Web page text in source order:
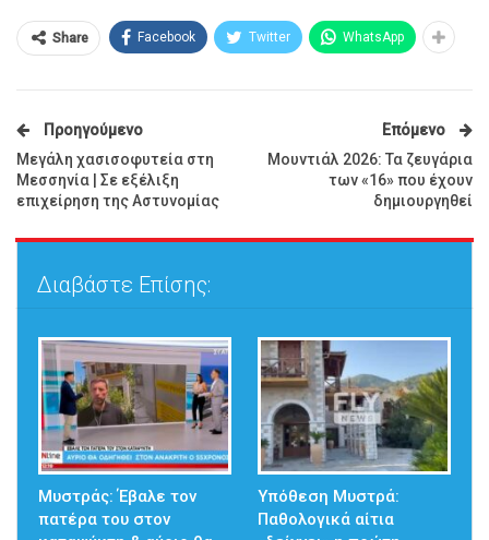
Share Facebook Twitter WhatsApp
Προηγούμενο
Μεγάλη χασισοφυτεία στη
Μεσσηνία | Σε εξέλιξη
επιχείρηση της Αστυνομίας
Επόμενο
Μουντιάλ 2026: Τα ζευγάρια
των «16» που έχουν
δημιουργηθεί
Διαβάστε Επίσης:
Μυστράς: Έβαλε τον
πατέρα του στον
Υπόθεση Μυστρά:
Παθολογικά αίτια